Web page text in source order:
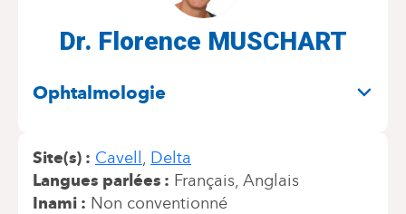
Dr. Florence MUSCHART
Ophtalmologie
Site(s) Cavell
Delta
Langues parlées
Français Anglais
Inami
Non conventionné